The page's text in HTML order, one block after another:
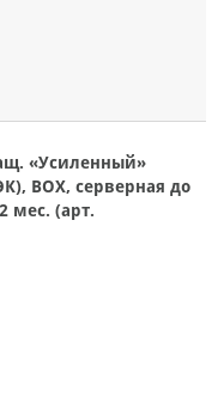
«Усиленный»
BOX, серверная до
мес. (арт.